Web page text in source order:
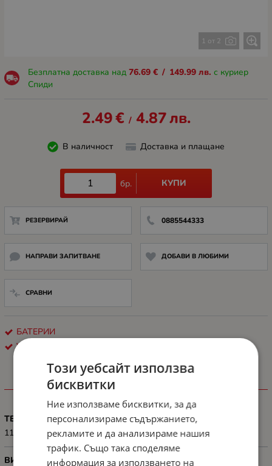
1 от 2
Безплатна доставка над 76.69 € / 149.99 лв. с куриер
Спиди
2.49€ / 4.87лв.
В наличност Доставка и плащане
бр. КУПИ
РЕЗЕРВИРАЙ 0885544333
НАПРАВИ ЗАПИТВАНЕ ДОБАВИ В ЛЮБИМИ
СРАВНИ
БАТЕРИИ
VERBATIM
ХАРАКТЕРИСТИКИ
ТЕГЛО, G
11 g
ВИД
Този уебсайт използва
бисквитки
Ние използваме бисквитки, за да
персонализираме съдържанието,
рекламите и да анализираме нашия
трафик. Също така споделяме
информация за използването на